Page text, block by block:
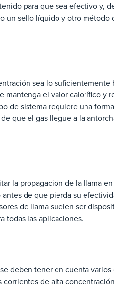
para que sea efectivo y,
un sello líquido y otro método
sea lo suficientemente
mantenga el valor calorífico y
de sistema requiere una
que el gas llegue a la
la propagación de la llama
de que pierda su
de llama suelen ser
todas las aplicaciones.
deben tener en cuenta varios
corrientes de alta